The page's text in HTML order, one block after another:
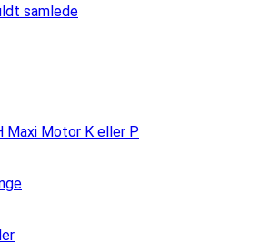
samlede
Maxi Motor K eller P